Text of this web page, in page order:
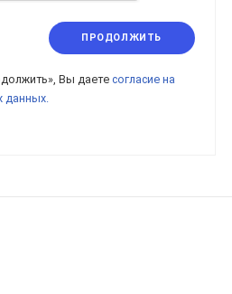
ПРОДОЛЖИТЬ
Вы даете согласие на
данных.